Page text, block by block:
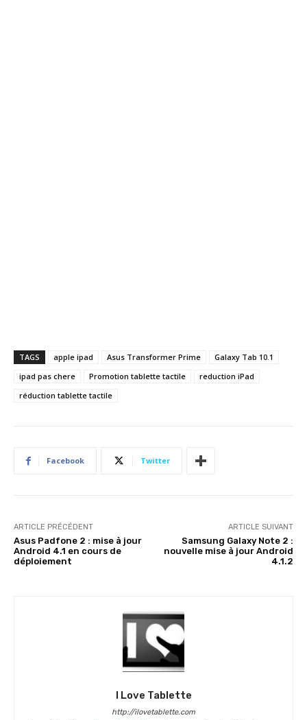
TAGS apple ipad Asus Transformer Prime
Galaxy Tab 10.1
ipad pas chere
Promotion tablette tactile
reduction iPad
réduction tablette tactile
Facebook Twitter
ARTICLE PRÉCÉDENT
Asus Padfone 2 : mise à jour
Android 4.1 en cours de
déploiement
ARTICLE SUIVANT
Samsung Galaxy Note 2 :
nouvelle mise à jour Android
4.1.2
I Love Tablette
http://ilovetablette.com